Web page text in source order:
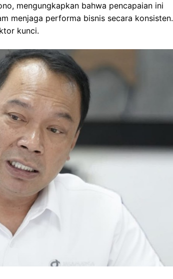
mengungkapkan bahwa pencapaian ini
menjaga performa bisnis secara konsisten.
kunci.